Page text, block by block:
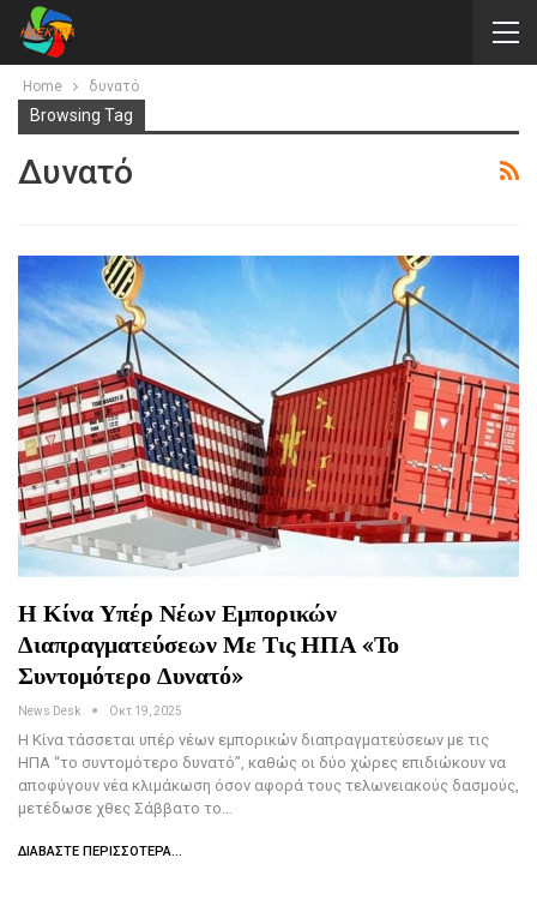
Home δυνατό
Browsing Tag
Δυνατό
Η Κίνα Υπέρ Νέων Εμπορικών
Διαπραγματεύσεων Με Τις ΗΠΑ «το
Συντομότερο Δυνατό»
News Desk Οκτ 19, 2025
Η Κίνα τάσσεται υπέρ νέων εμπορικών διαπραγματεύσεων με τις
ΗΠΑ “το συντομότερο δυνατό”, καθώς οι δύο χώρες επιδιώκουν να
αποφύγουν νέα κλιμάκωση όσον αφορά τους τελωνειακούς δασμούς,
μετέδωσε χθες Σάββατο το…
ΔΙΑΒΆΣΤΕ ΠΕΡΙΣΣΌΤΕΡΑ...